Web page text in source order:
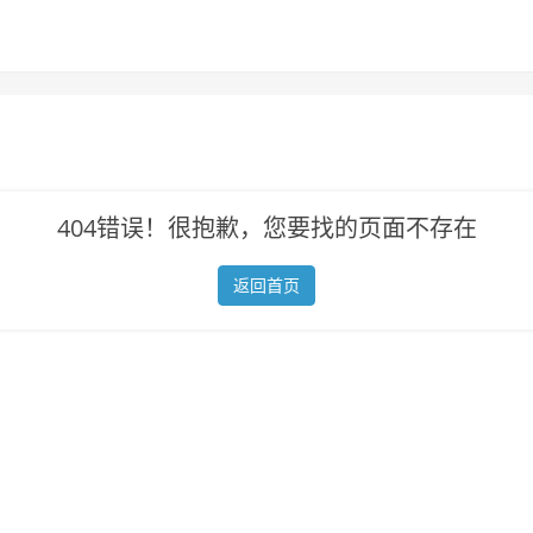
404错误！很抱歉，您要找的页面不存在
返回首页